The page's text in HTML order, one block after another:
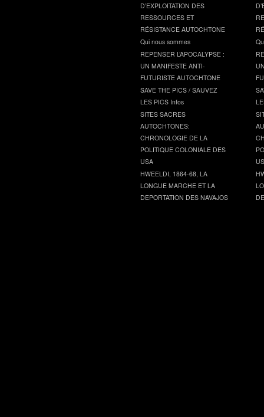
D’EXPLOITATION DES
RESSOURCES ET
RÉSISTANCE AUTOCHTONE
Qui nous sommes
REPENSER L’APOCALYPSE :
UN MANIFESTE ANTI-
FUTURISTE AUTOCHTONE
SAVE THE PICS / SAUVEZ
LES PICS Infos
SITES SACRES
AUTOCHTONES:
CHRONOLOGIE DE LA
POLITIQUE COLONIALE DES
USA
HWEELDI, 1864-68, LA
LONGUE MARCHE ET LA
DEPORTATION DES NAVAJOS